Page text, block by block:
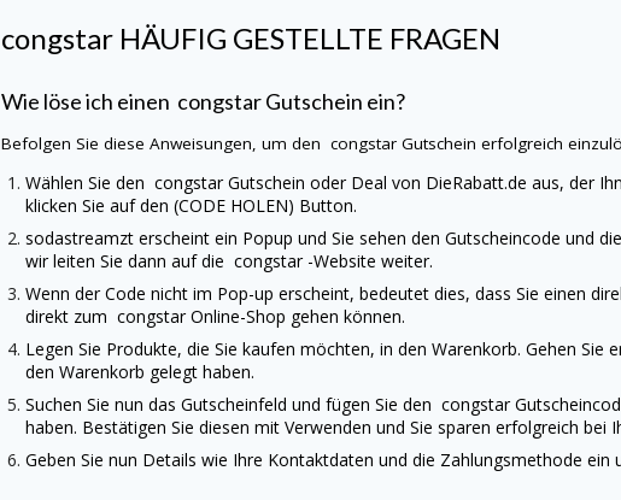
congstar HÄUFIG GESTELLTE FRAGEN
Wie löse ich einen congstarGutschein ein?
Befolgen Sie diese Anweisungen, um dencongstar Gutschein erfolgreich
Wählen Sie dencongstarGutschein oder Deal von DieRabatt.de aus, der
klicken Sie auf den (CODE HOLEN) Button.
sodastreamzt erscheint ein Popup und Sie sehen den Gutscheincode und
wir leiten Sie dann auf diecongstar-Website weiter.
Wenn der Code nicht im Pop-up erscheint, bedeutet dies, dass Sie einen
direkt zumcongstarOnline-Shop gehen können.
Legen Sie Produkte, die Sie kaufen möchten, in den Warenkorb. Gehen Sie
den Warenkorb gelegt haben.
Suchen Sie nun das Gutscheinfeld und fügen Sie dencongstar
haben. Bestätigen Sie diesen mit Verwenden und Sie sparen erfolgreich bei
Geben Sie nun Details wie Ihre Kontaktdaten und die Zahlungsmethode ein